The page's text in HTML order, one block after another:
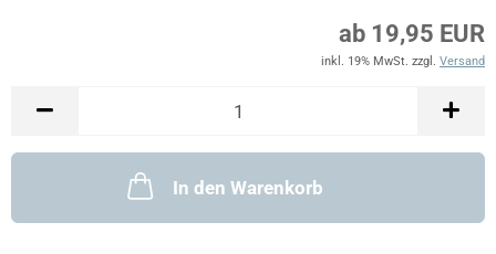
ab 19,95 EUR
inkl. 19% MwSt. zzgl. Versand
In den Warenkorb